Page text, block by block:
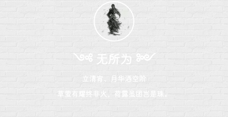
༺ 无所为 ༻
立清宵、月华洒空阶
草萤有耀终非火，荷露虽团岂是珠。